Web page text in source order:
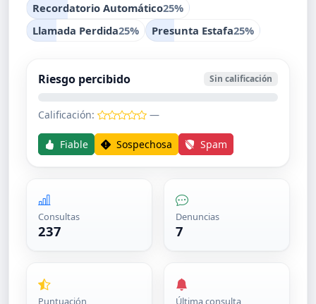
Recordatorio Automático25%
Llamada Perdida25% Presunta Estafa25%
Riesgo percibido Sin calificación
Calificación: —
Fiable Sospechosa Spam
Consultas
237
Denuncias
7
Puntuación Última consulta